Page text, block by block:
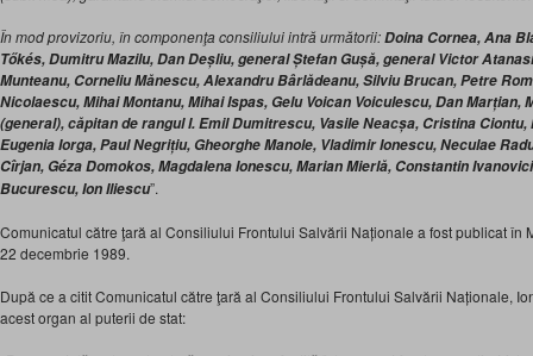
În mod provizoriu, în componenţa consiliului intră următorii:Doina Cornea, Ana
Tőkés, Dumitru Mazilu, Dan Deșliu, general Ștefan Gușă, general Victor
Munteanu, Corneliu Mănescu, Alexandru Bârlădeanu, Silviu Brucan, Petre
Nicolaescu, Mihai Montanu, Mihai Ispas, Gelu Voican Voiculescu, Dan Marțian,
(general), căpitan de rangul I. Emil Dumitrescu, Vasile Neacșa, Cristina
Eugenia Iorga, Paul Negrițiu, Gheorghe Manole, Vladimir Ionescu, Neculae
Cîrjan, Géza Domokos, Magdalena Ionescu, Marian Mierlă, Constantin
Bucurescu, Ion Iliescu”.
Comunicatul către ţară al Consiliului Frontului Salvării Naționale a fost publicat în
22 decembrie 1989.
După ce a citit Comunicatul către ţară al Consiliului Frontului Salvării Naționale,
acest organ al puterii de stat: